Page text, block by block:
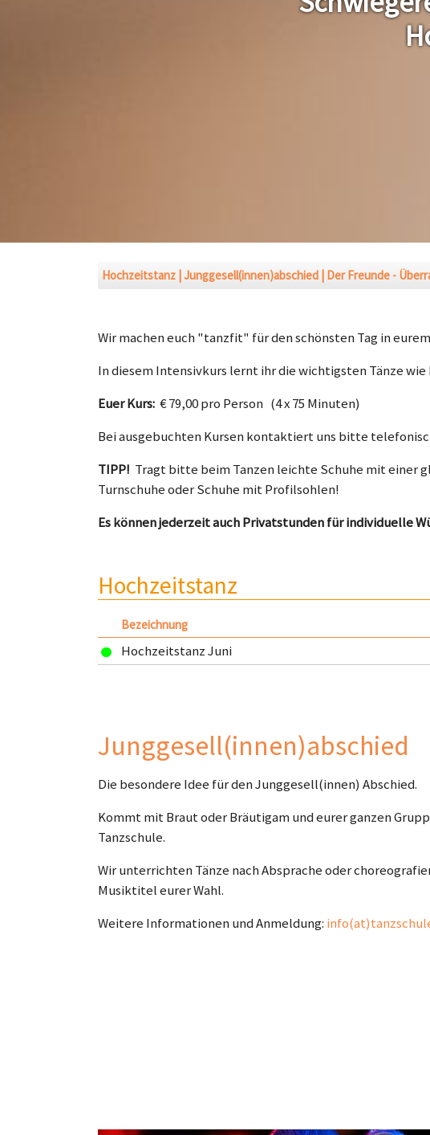
Hochzeitstanz Junggesell(innen)abschied Der Freunde -
Wir machen euch "tanzfit" für den schönsten Tag in
In diesem Intensivkurs lernt ihr die wichtigsten Tänze wie
Euer Kurs: € 79,00 pro Person (4 x 75 Minuten)
Bei ausgebuchten Kursen kontaktiert uns bitte
TIPP! Tragt bitte beim Tanzen leichte Schuhe mit einer
Turnschuhe oder Schuhe mit Profilsohlen!
Es können jederzeit auch Privatstunden für individuelle
Hochzeitstanz
Bezeichnung
Hochzeitstanz Juni
Junggesell(innen)abschied
Die besondere Idee für den Junggesell(innen) Abschied.
Kommt mit Braut oder Bräutigam und eurer ganzen
Tanzschule.
Wir unterrichten Tänze nach Absprache oder
Musiktitel eurer Wahl.
Weitere Informationen und Anmeldung: